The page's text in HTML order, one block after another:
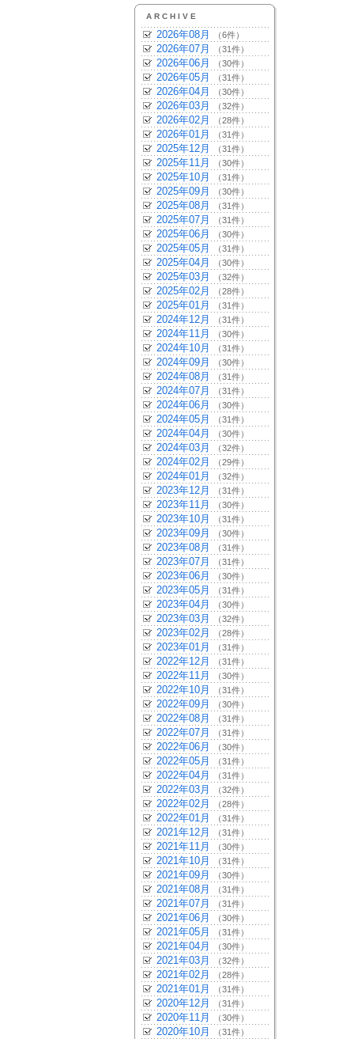
ARCHIVE
2026年08月 （6件）
2026年07月 （31件）
2026年06月 （30件）
2026年05月 （31件）
2026年04月 （30件）
2026年03月 （32件）
2026年02月 （28件）
2026年01月 （31件）
2025年12月 （31件）
2025年11月 （30件）
2025年10月 （31件）
2025年09月 （30件）
2025年08月 （31件）
2025年07月 （31件）
2025年06月 （30件）
2025年05月 （31件）
2025年04月 （30件）
2025年03月 （32件）
2025年02月 （28件）
2025年01月 （31件）
2024年12月 （31件）
2024年11月 （30件）
2024年10月 （31件）
2024年09月 （30件）
2024年08月 （31件）
2024年07月 （31件）
2024年06月 （30件）
2024年05月 （31件）
2024年04月 （30件）
2024年03月 （32件）
2024年02月 （29件）
2024年01月 （32件）
2023年12月 （31件）
2023年11月 （30件）
2023年10月 （31件）
2023年09月 （30件）
2023年08月 （31件）
2023年07月 （31件）
2023年06月 （30件）
2023年05月 （31件）
2023年04月 （30件）
2023年03月 （32件）
2023年02月 （28件）
2023年01月 （31件）
2022年12月 （31件）
2022年11月 （30件）
2022年10月 （31件）
2022年09月 （30件）
2022年08月 （31件）
2022年07月 （31件）
2022年06月 （30件）
2022年05月 （31件）
2022年04月 （31件）
2022年03月 （32件）
2022年02月 （28件）
2022年01月 （31件）
2021年12月 （31件）
2021年11月 （30件）
2021年10月 （31件）
2021年09月 （30件）
2021年08月 （31件）
2021年07月 （31件）
2021年06月 （30件）
2021年05月 （31件）
2021年04月 （30件）
2021年03月 （32件）
2021年02月 （28件）
2021年01月 （31件）
2020年12月 （31件）
2020年11月 （30件）
2020年10月 （31件）